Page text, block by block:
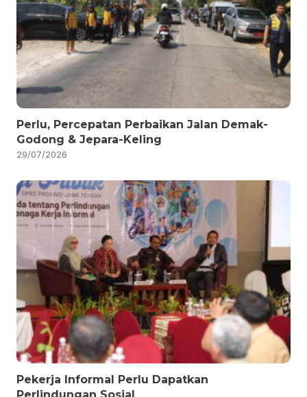
Perlu, Percepatan Perbaikan Jalan Demak-
Godong & Jepara-Keling
29/07/2026
Pekerja Informal Perlu Dapatkan
Perlindungan Sosial